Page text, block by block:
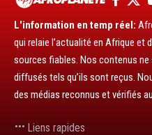
L'information en temp réel:
qui relaie l’actualité en Afrique et
sources fiables. Nos contenus
diffusés tels qu’ils sont reçus.
des médias reconnus et vérifiés
Liens rapides